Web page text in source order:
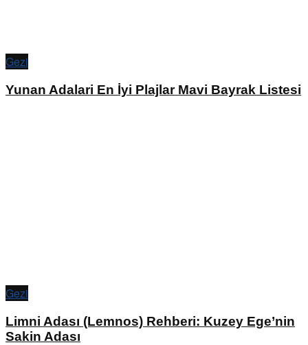
Gezi
Yunan Adalari En İyi Plajlar Mavi Bayrak Listesi
Gezi
Limni Adası (Lemnos) Rehberi: Kuzey Ege’nin
Sakin Adası